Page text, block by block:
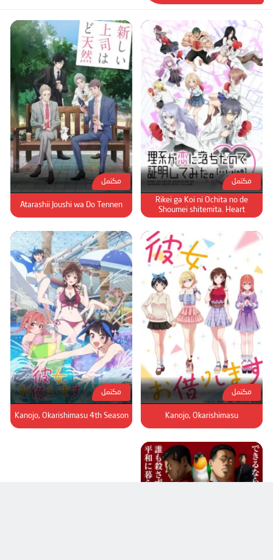
مكتمل
Rikei ga Koi ni Ochita no de
Shoumei shitemita. Heart
مكتمل
Atarashii Joushi wa Do Tennen
مكتمل
Kanojo, Okarishimasu
مكتمل
Kanojo, Okarishimasu 4th Season